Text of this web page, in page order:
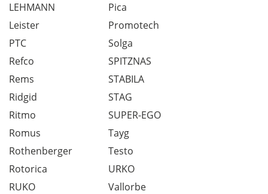
LEHMANN
Leister
Pica
Promotech
PTC
Refco
Rems
Ridgid
Ritmo
Romus
Rothenberger
Rotorica
RUKO
Solga
SPITZNAS
STABILA
STAG
SUPER-EGO
Tayg
Testo
URKO
Vallorbe